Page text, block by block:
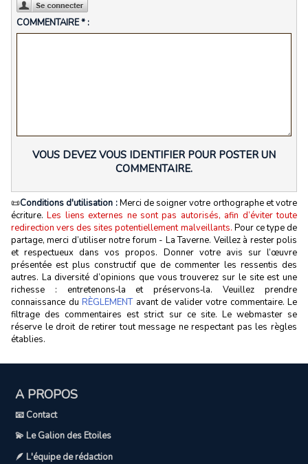
COMMENTAIRE * :
VOUS DEVEZ VOUS IDENTIFIER POUR POSTER UN
COMMENTAIRE.
📜Conditions d'utilisation :Merci de soigner votre orthographe et votre
écriture.Les liens externes ne sont pas autorisés, afin d’éviter toute
redirection vers des sites potentiellement malveillants. Pour ce type de
partage, merci d’utiliser notre forum - La Taverne. Veillez à rester polis
et respectueux dans vos propos. Donner votre avis sur l’œuvre
présentée est plus constructif que de commenter les ressentis des
autres. La diversité d’opinions que vous trouverez sur le site est une
richesse : entretenons‑la et préservons‑la. Veuillez prendre
connaissance du RÈGLEMENTavant de valider votre commentaire. Le
filtrage des commentaires est strict sur ce site. Le webmaster se
réserve le droit de retirer tout message ne respectant pas les règles
établies.
A PROPOS
📧 Contact
💫 Le Galion des Etoiles
🪶 L'équipe de rédaction